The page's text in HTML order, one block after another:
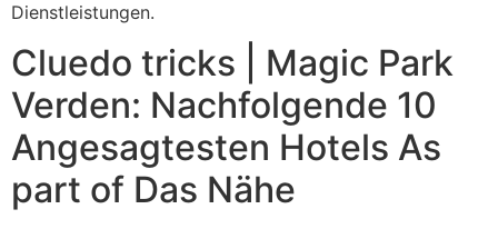
Dienstleistungen.
Cluedo tricks | Magic Park
Verden: Nachfolgende 10
Angesagtesten Hotels As
part of Das Nähe